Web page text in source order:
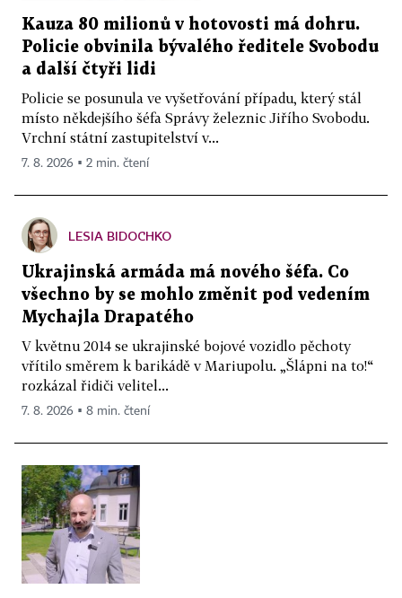
Kauza 80 milionů v hotovosti má dohru.
Policie obvinila bývalého ředitele Svobodu
a další čtyři lidi
Policie se posunula ve vyšetřování případu, který stál
místo někdejšího šéfa Správy železnic Jiřího Svobodu.
Vrchní státní zastupitelství v...
7. 8. 2026 ▪ 2 min. čtení
LESIA BIDOCHKO
Ukrajinská armáda má nového šéfa. Co
všechno by se mohlo změnit pod vedením
Mychajla Drapatého
V květnu 2014 se ukrajinské bojové vozidlo pěchoty
vřítilo směrem k barikádě v Mariupolu. „Šlápni na to!“
rozkázal řidiči velitel...
7. 8. 2026 ▪ 8 min. čtení